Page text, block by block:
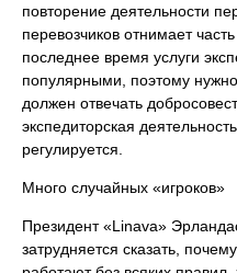
повторение деятельности
перевозчиков отнимает
последнее время услуги
популярными, поэтому
должен отвечать
экспедиторская
регулируется.
Много случайных «игроков»
Президент «Linava»
затрудняется сказать,